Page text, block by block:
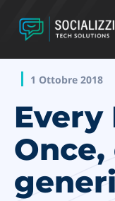
1 Ottobre 2018
Every